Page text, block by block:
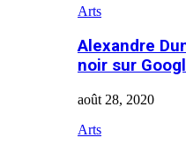
Arts
Alexandre
noir sur
août 28, 2020
Arts